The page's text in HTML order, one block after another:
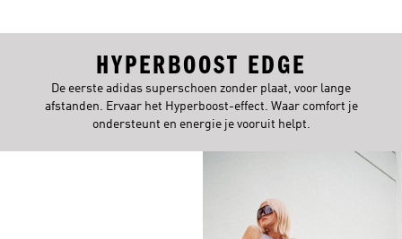
HYPERBOOST EDGE
De eerste adidas superschoen zonder plaat, voor lange
afstanden. Ervaar het Hyperboost-effect. Waar comfort je
ondersteunt en energie je vooruit helpt.